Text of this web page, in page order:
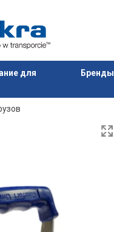
для
Бренды